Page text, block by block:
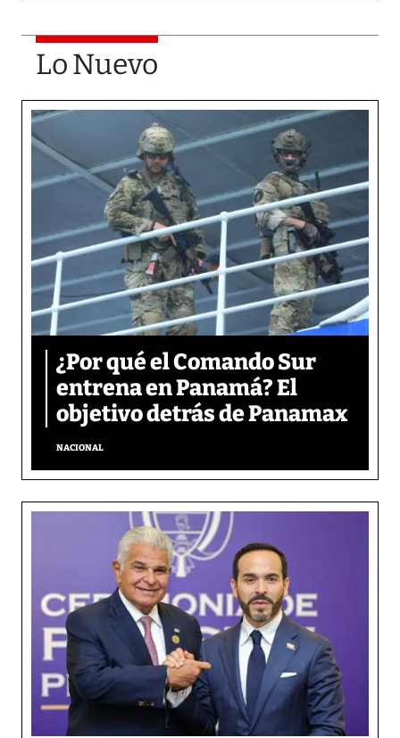
Lo Nuevo
¿Por qué el Comando Sur
entrena en Panamá? El
objetivo detrás de Panamax
NACIONAL